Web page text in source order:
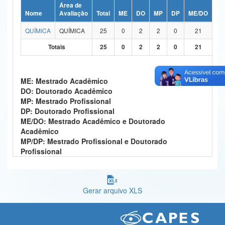
Ministério da Ciência, Tecnologia, Inovações e Comunicações
Ministério do Meio Ambiente
Controladoria-Geral da União
Ministério da Mulher, da Família e dos Direitos Humanos
Secretaria-Geral
Secretaria de Governo
Nome
Área de
Avaliação
Total ME DO MP DP ME/DO
QUÍMICA
QUÍMICA 25 0 2 2 0 21
Totais
25 0 2 2 0 21
ME: Mestrado Acadêmico
DO: Doutorado Acadêmico
MP: Mestrado Profissional
DP: Doutorado Profissional
ME/DO: Mestrado Acadêmico e Doutorado
Acadêmico
MP/DP: Mestrado Profissional e Doutorado
Profissional
Gerar arquivo XLS